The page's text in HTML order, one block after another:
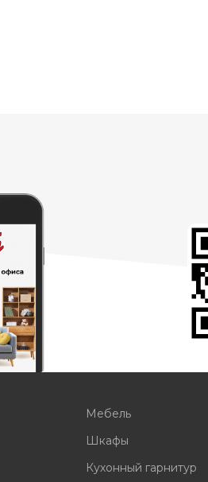
Мебель
Шкафы
Кухонный гарнитур